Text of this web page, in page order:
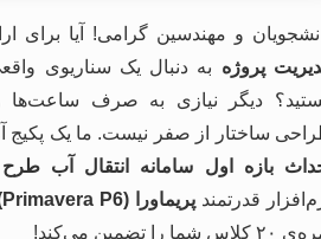
و مهندسین گرامی! آیا برای
پروژه به دنبال یک سناریوی
دیگر نیازی به صرف
ساختار از صفر نیست. ما یک پکیج
بازه اول سامانه انتقال آب
قدرتمندپریماورا (Primavera P6)
شما را تضمین می‌کند!